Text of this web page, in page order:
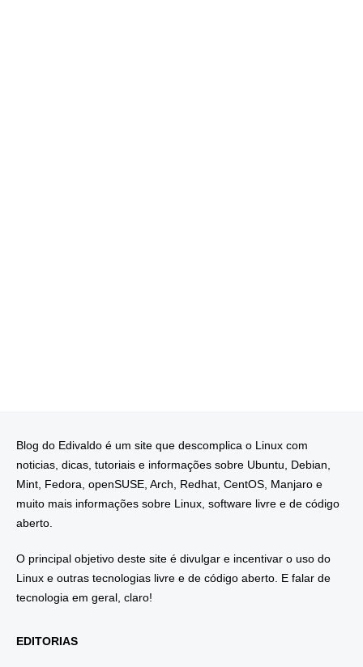
Blog do Edivaldo é um site que descomplica o Linux com
noticias, dicas, tutoriais e informações sobre Ubuntu, Debian,
Mint, Fedora, openSUSE, Arch, Redhat, CentOS, Manjaro e
muito mais informações sobre Linux, software livre e de código
aberto.
O principal objetivo deste site é divulgar e incentivar o uso do
Linux e outras tecnologias livre e de código aberto. E falar de
tecnologia em geral, claro!
EDITORIAS